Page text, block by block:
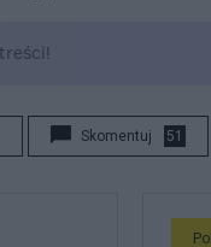
Skomentuj 51